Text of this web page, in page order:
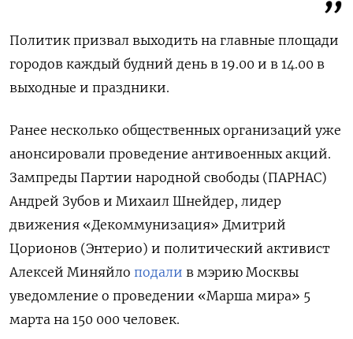
Политик призвал выходить на главные площади
городов каждый будний день в 19.00 и в 14.00 в
выходные и праздники.
Ранее несколько общественных организаций уже
анонсировали проведение антивоенных акций.
Зампреды Партии народной свободы (ПАРНАС)
Андрей Зубов и Михаил Шнейдер, лидер
движения «Декоммунизация» Дмитрий
Цорионов (Энтерио) и политический активист
Алексей Миняйло подали в мэрию Москвы
уведомление о проведении «Марша мира» 5
марта на 150 000 человек.